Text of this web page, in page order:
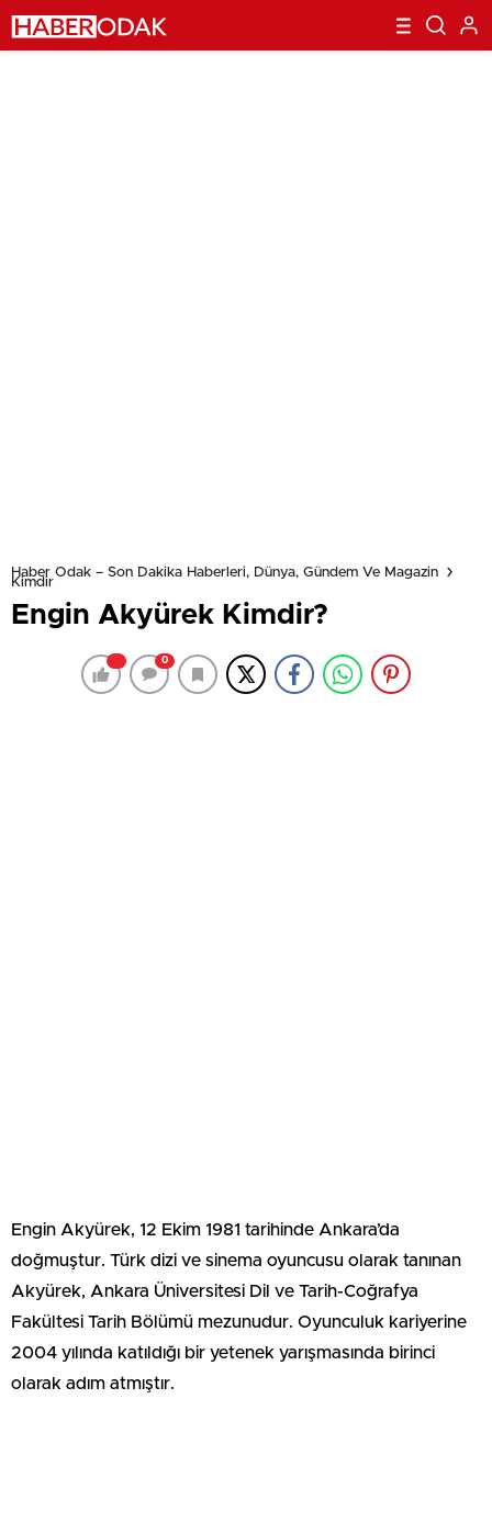
Haber Odak – Son Dakika Haberleri, Dünya, Gündem Ve Magazin
Kimdir
Engin Akyürek Kimdir?
0
Engin Akyürek, 12 Ekim 1981 tarihinde Ankara’da
doğmuştur. Türk dizi ve sinema oyuncusu olarak tanınan
Akyürek, Ankara Üniversitesi Dil ve Tarih-Coğrafya
Fakültesi Tarih Bölümü mezunudur. Oyunculuk kariyerine
2004 yılında katıldığı bir yetenek yarışmasında birinci
olarak adım atmıştır.